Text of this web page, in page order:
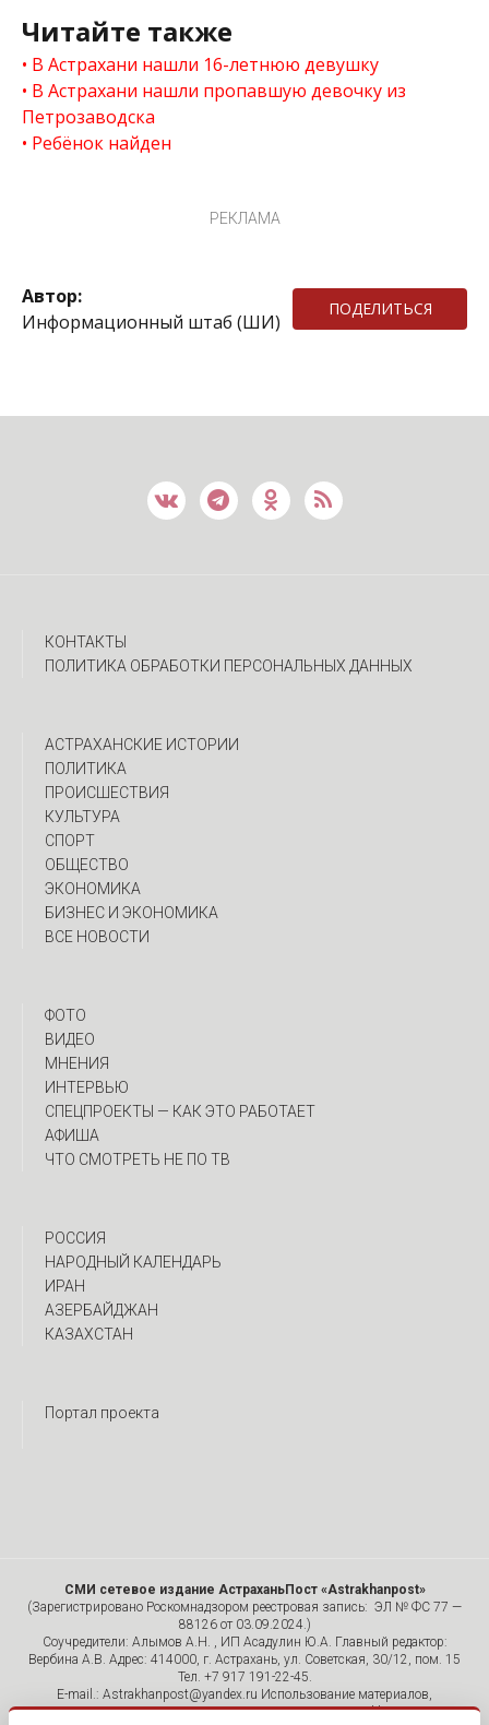
Читайте также
В Астрахани нашли 16-летнюю девушку
В Астрахани нашли пропавшую девочку из
Петрозаводска
Ребёнок найден
РЕКЛАМА
Автор:
Информационный штаб (ШИ)
ПОДЕЛИТЬСЯ
КОНТАКТЫ
ПОЛИТИКА ОБРАБОТКИ ПЕРСОНАЛЬНЫХ ДАННЫХ
АСТРАХАНСКИЕ ИСТОРИИ
ПОЛИТИКА
ПРОИСШЕСТВИЯ
КУЛЬТУРА
СПОРТ
ОБЩЕСТВО
ЭКОНОМИКА
БИЗНЕС И ЭКОНОМИКА
ВСЕ НОВОСТИ
ФОТО
ВИДЕО
МНЕНИЯ
ИНТЕРВЬЮ
CПЕЦПРОЕКТЫ — КАК ЭТО РАБОТАЕТ
АФИША
ЧТО СМОТРЕТЬ НЕ ПО ТВ
РОССИЯ
НАРОДНЫЙ КАЛЕНДАРЬ
ИРАН
АЗЕРБАЙДЖАН
КАЗАХСТАН
Портал проекта
СМИ сетевое издание АстраханьПост «Astrakhanpost»
(Зарегистрировано Роскомнадзором реестровая запись: ЭЛ № ФС 77 —
88126 от 03.09.2024.)
Соучредители: Алымов А.Н. , ИП Асадулин Ю.А. Главный редактор:
Вербина А.В. Адрес: 414000, г. Астрахань, ул. Советская, 30/12, пом. 15
Тел. +7 917 191-22-45.
E-mail.: Astrakhanpost@yandex.ru Использование материалов,
размещенных на страницах сетевого издания «Astrakhanpost»,